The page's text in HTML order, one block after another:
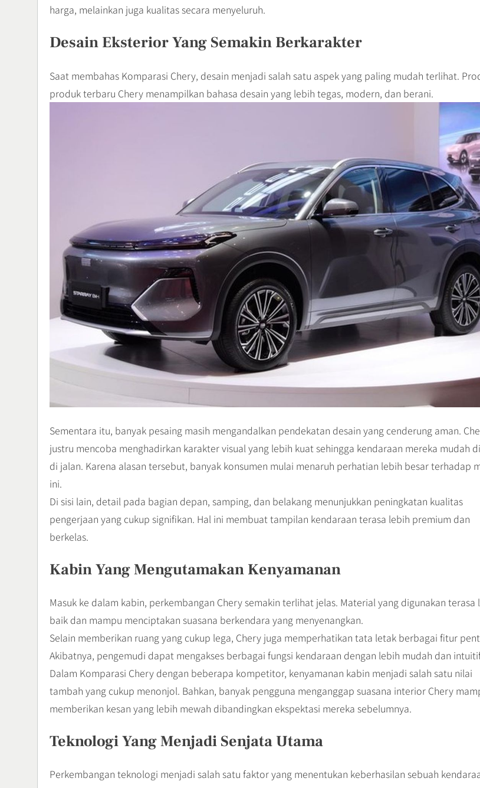
harga, melainkan juga kualitas secara menyeluruh.
Desain Eksterior Yang Semakin Berkarakter
Saat membahas Komparasi Chery, desain menjadi salah satu aspek yang paling mudah terlihat.
produk terbaru Chery menampilkan bahasa desain yang lebih tegas, modern, dan berani.
Sementara itu, banyak pesaing masih mengandalkan pendekatan desain yang cenderung aman.
justru mencoba menghadirkan karakter visual yang lebih kuat sehingga kendaraan mereka mudah
di jalan. Karena alasan tersebut, banyak konsumen mulai menaruh perhatian lebih besar terhadap
ini.
Di sisi lain, detail pada bagian depan, samping, dan belakang menunjukkan peningkatan kualitas
pengerjaan yang cukup signifikan. Hal ini membuat tampilan kendaraan terasa lebih premium dan
berkelas.
Kabin Yang Mengutamakan Kenyamanan
Masuk ke dalam kabin, perkembangan Chery semakin terlihat jelas. Material yang digunakan terasa
baik dan mampu menciptakan suasana berkendara yang menyenangkan.
Selain memberikan ruang yang cukup lega, Chery juga memperhatikan tata letak berbagai fitur
Akibatnya, pengemudi dapat mengakses berbagai fungsi kendaraan dengan lebih mudah dan
Dalam Komparasi Chery dengan beberapa kompetitor, kenyamanan kabin menjadi salah satu nilai
tambah yang cukup menonjol. Bahkan, banyak pengguna menganggap suasana interior Chery
memberikan kesan yang lebih mewah dibandingkan ekspektasi mereka sebelumnya.
Teknologi Yang Menjadi Senjata Utama
Perkembangan teknologi menjadi salah satu faktor yang menentukan keberhasilan sebuah